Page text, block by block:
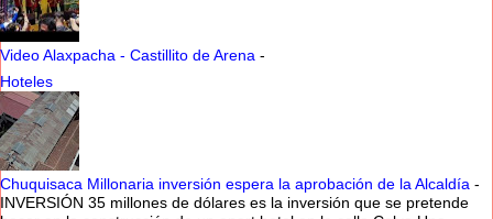
Video Alaxpacha - Castillito de Arena -
Hoteles
Chuquisaca Millonaria inversión espera la aprobación de la Alcaldía -
INVERSIÓN 35 millones de dólares es la inversión que se pretende